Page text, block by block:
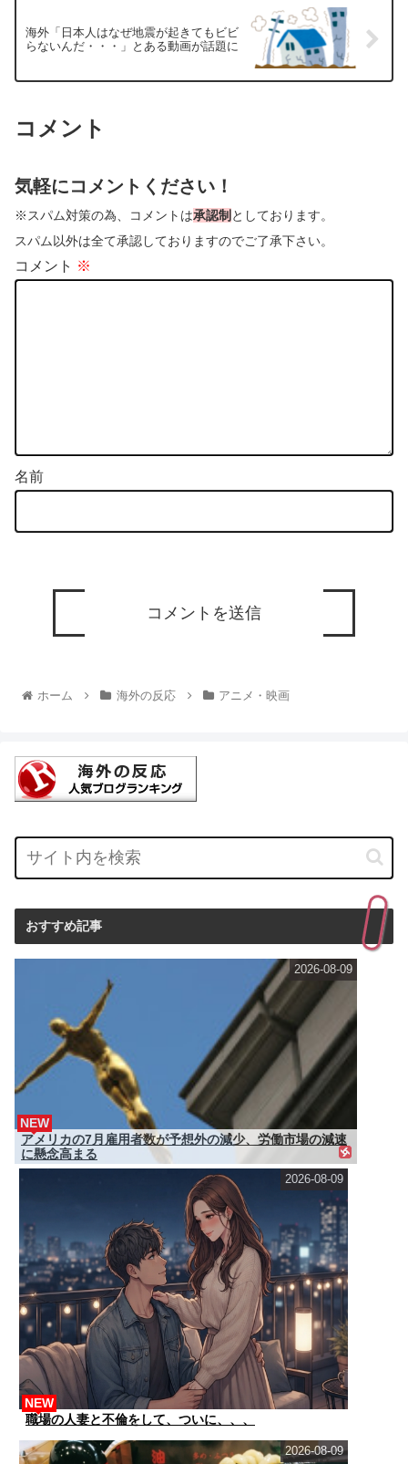
海外「日本人はなぜ地震が起きてもビビ
らないんだ・・・」とある動画が話題に
コメント
気軽にコメントください！
※スパム対策の為、コメントは承認制 としております。
スパム以外は全て承認しておりますのでご了承下さい。
コメント ※
名前
ホーム 海外の反応 アニメ・映画
おすすめ記事
アメリカの7月雇用者数が予想外の減少、労働市場の減速
に懸念高まる
NEW
2026-08-09
職場の人妻と不倫をして、ついに、、、
NEW
2026-08-09
2026-08-09